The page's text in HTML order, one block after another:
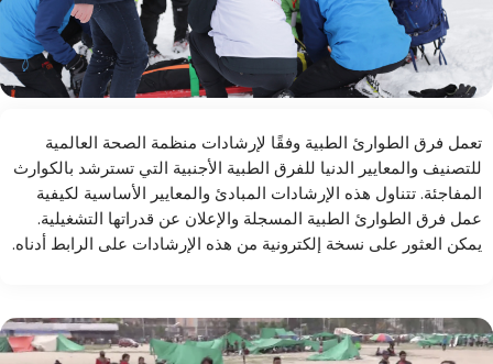
تعمل فرق الطوارئ الطبية وفقًا لإرشادات منظمة الصحة العالمية
للتصنيف والمعايير الدنيا للفرق الطبية الأجنبية التي تسترشد بالكوارث
المفاجئة. تتناول هذه الإرشادات المبادئ والمعايير الأساسية لكيفية
عمل فرق الطوارئ الطبية المسجلة والإعلان عن قدراتها التشغيلية.
يمكن العثور على نسخة إلكترونية من هذه الإرشادات على الرابط أدناه.